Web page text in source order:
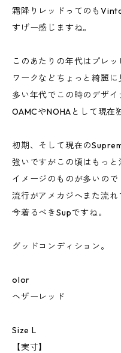
霜降りレッドってのも
すげー感じますね。
このあたりの年代はプレ
ワークなどちょっと綺麗
多い年代でこの時のデザイ
OAMCやNOHAとして現在
初期、そして現在の
強いですがこの頃はもっ
イメージのものが多いので
流行がアメカジへまた流
今着るべきSupですね。
グッドコンディション。
olor
ヘザーレッド
Size L
【実寸】